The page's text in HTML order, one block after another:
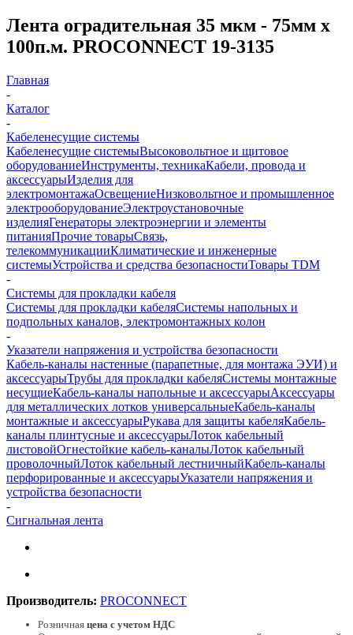
Лента оградительная 35 мкм - 75мм х
100п.м. PROCONNECT 19-3135
Главная
-
Каталог
-
Кабеленесущие системы
Кабеленесущие системыВысоковольтное и щитовое
оборудованиеИнструменты, техникаКабели, провода и
аксессуарыИзделия для
электромонтажаОсвещениеНизковольтное и промышленное
электрооборудованиеЭлектроустановочные
изделияГенераторы электроэнергии и элементы
питанияПрочие товарыСвязь,
телекоммуникацииКлиматические и инженерные
системыУстройства и средства безопасностиТовары TDM
-
Системы для прокладки кабеля
Системы для прокладки кабеляСистемы напольных и
подпольных каналов, электромонтажных колон
-
Указатели напряжения и устройства безопасности
Кабель-каналы настенные (парапетные, для монтажа ЭУИ) и
аксессуарыТрубы для прокладки кабеляСистемы монтажные
несущиеКабель-каналы напольные и аксессуарыАксессуары
для металлических лотков универсальныеКабель-каналы
монтажные и аксессуарыРукава для защиты кабеляКабель-
каналы плинтусные и аксессуарыЛоток кабельный
листовойОгнестойкие кабель-каналыЛоток кабельный
проволочныйЛоток кабельный лестничныйКабель-каналы
перфорированные и аксессуарыУказатели напряжения и
устройства безопасности
-
Сигнальная лента
Производитель: PROCONNECT
Розничная цена с учетом НДС